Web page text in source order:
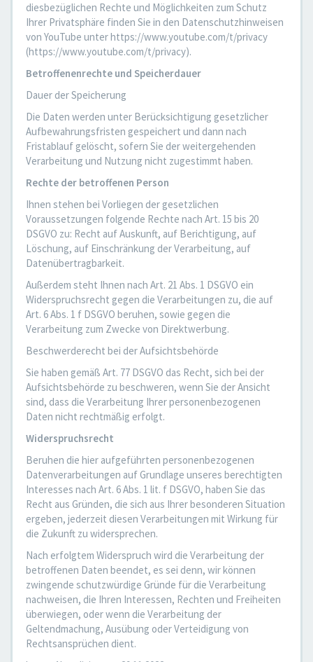
diesbezüglichen Rechte und Möglichkeiten zum Schutz
Ihrer Privatsphäre finden Sie in den Datenschutzhinweisen
von YouTube unter https://www.youtube.com/t/privacy
(https://www.youtube.com/t/privacy).
Betroffenenrechte und Speicherdauer
Dauer der Speicherung
Die Daten werden unter Berücksichtigung gesetzlicher
Aufbewahrungsfristen gespeichert und dann nach
Fristablauf gelöscht, sofern Sie der weitergehenden
Verarbeitung und Nutzung nicht zugestimmt haben.
Rechte der betroffenen Person
Ihnen stehen bei Vorliegen der gesetzlichen
Voraussetzungen folgende Rechte nach Art. 15 bis 20
DSGVO zu: Recht auf Auskunft, auf Berichtigung, auf
Löschung, auf Einschränkung der Verarbeitung, auf
Datenübertragbarkeit.
Außerdem steht Ihnen nach Art. 21 Abs. 1 DSGVO ein
Widerspruchsrecht gegen die Verarbeitungen zu, die auf
Art. 6 Abs. 1 f DSGVO beruhen, sowie gegen die
Verarbeitung zum Zwecke von Direktwerbung.
Beschwerderecht bei der Aufsichtsbehörde
Sie haben gemäß Art. 77 DSGVO das Recht, sich bei der
Aufsichtsbehörde zu beschweren, wenn Sie der Ansicht
sind, dass die Verarbeitung Ihrer personenbezogenen
Daten nicht rechtmäßig erfolgt.
Widerspruchsrecht
Beruhen die hier aufgeführten personenbezogenen
Datenverarbeitungen auf Grundlage unseres berechtigten
Interesses nach Art. 6 Abs. 1 lit. f DSGVO, haben Sie das
Recht aus Gründen, die sich aus Ihrer besonderen Situation
ergeben, jederzeit diesen Verarbeitungen mit Wirkung für
die Zukunft zu widersprechen.
Nach erfolgtem Widerspruch wird die Verarbeitung der
betroffenen Daten beendet, es sei denn, wir können
zwingende schutzwürdige Gründe für die Verarbeitung
nachweisen, die Ihren Interessen, Rechten und Freiheiten
überwiegen, oder wenn die Verarbeitung der
Geltendmachung, Ausübung oder Verteidigung von
Rechtsansprüchen dient.